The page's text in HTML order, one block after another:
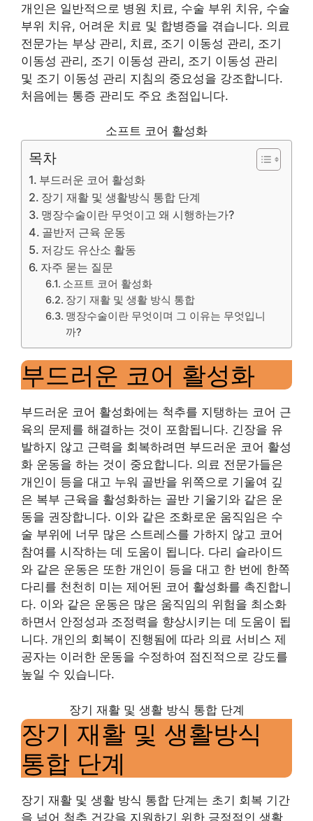
개인은 일반적으로 병원 치료, 수술 부위 치유, 수술
부위 치유, 어려운 치료 및 합병증을 겪습니다. 의료
전문가는 부상 관리, 치료, 조기 이동성 관리, 조기
이동성 관리, 조기 이동성 관리, 조기 이동성 관리
및 조기 이동성 관리 지침의 중요성을 강조합니다.
처음에는 통증 관리도 주요 초점입니다.
소프트 코어 활성화
목차
부드러운 코어 활성화
장기 재활 및 생활방식 통합 단계
맹장수술이란 무엇이고 왜 시행하는가?
골반저 근육 운동
저강도 유산소 활동
자주 묻는 질문
소프트 코어 활성화
장기 재활 및 생활 방식 통합
맹장수술이란 무엇이며 그 이유는 무엇입니
까?
부드러운 코어 활성화
부드러운 코어 활성화에는 척추를 지탱하는 코어 근
육의 문제를 해결하는 것이 포함됩니다. 긴장을 유
발하지 않고 근력을 회복하려면 부드러운 코어 활성
화 운동을 하는 것이 중요합니다. 의료 전문가들은
개인이 등을 대고 누워 골반을 위쪽으로 기울여 깊
은 복부 근육을 활성화하는 골반 기울기와 같은 운
동을 권장합니다. 이와 같은 조화로운 움직임은 수
술 부위에 너무 많은 스트레스를 가하지 않고 코어
참여를 시작하는 데 도움이 됩니다. 다리 슬라이드
와 같은 운동은 또한 개인이 등을 대고 한 번에 한쪽
다리를 천천히 미는 제어된 코어 활성화를 촉진합니
다. 이와 같은 운동은 많은 움직임의 위험을 최소화
하면서 안정성과 조정력을 향상시키는 데 도움이 됩
니다. 개인의 회복이 진행됨에 따라 의료 서비스 제
공자는 이러한 운동을 수정하여 점진적으로 강도를
높일 수 있습니다.
장기 재활 및 생활 방식 통합 단계
장기 재활 및 생활방식
통합 단계
장기 재활 및 생활 방식 통합 단계는 초기 회복 기간
을 넘어 척추 건강을 지원하기 위한 긍정적인 생활